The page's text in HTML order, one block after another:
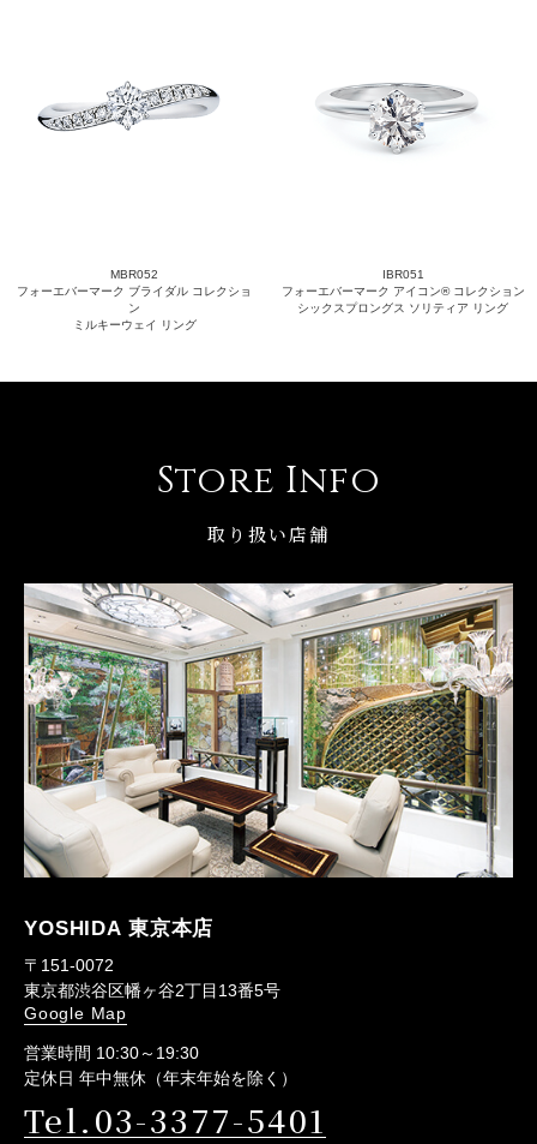
MBR052
フォーエバーマーク ブライダル コレクショ
ン
ミルキーウェイ リング
IBR051
フォーエバーマーク アイコン® コレクション
シックスプロングス ソリティア リング
Store Info
取り扱い店舗
YOSHIDA 東京本店
〒151-0072
東京都渋谷区幡ヶ谷2丁目13番5号
Google Map
営業時間 10:30～19:30
定休日 年中無休（年末年始を除く）
Tel.03-3377-5401